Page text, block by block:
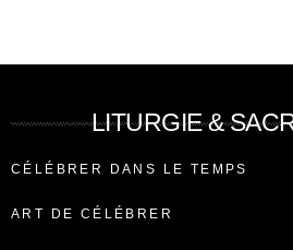
LITURGIE &
CÉLÉBRER DANS LE TEMPS
ART DE CÉLÉBRER